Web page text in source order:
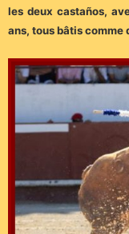
les deux castaños,
ans, tous bâtis comme